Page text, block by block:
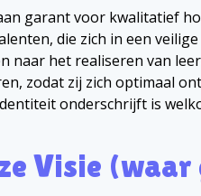
garant voor kwalitatief
die zich in een
naar het realiseren van
zodat zij zich optimaal
onderschrijft is
Visie